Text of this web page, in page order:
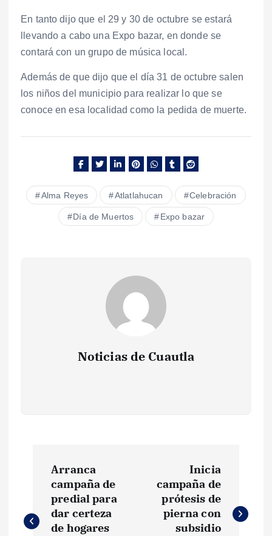
En tanto dijo que el 29 y 30 de octubre se estará
llevando a cabo una Expo bazar, en donde se
contará con un grupo de música local.
Además de que dijo que el día 31 de octubre salen
los niños del municipio para realizar lo que se
conoce en esa localidad como la pedida de muerte.
Alma Reyes Atlatlahucan Celebración
Día de Muertos Expo bazar
Noticias de Cuautla
v
Arranca
campaña de
predial para
dar certeza
de hogares
Inicia
campaña de
prótesis de
pierna con
subsidio